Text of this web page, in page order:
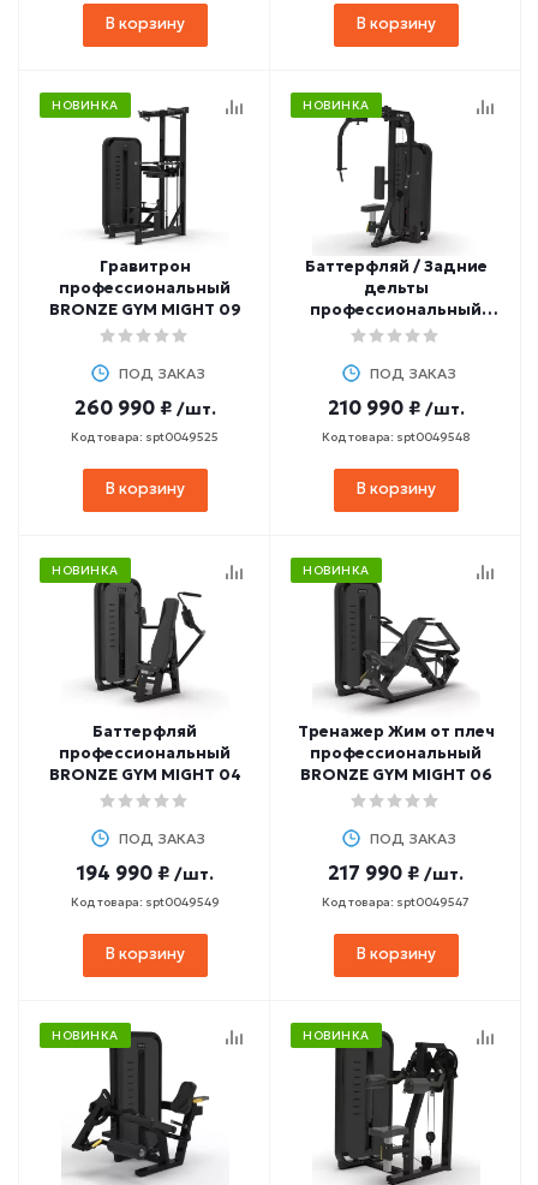
В корзину В корзину
НОВИНКА
Гравитрон
профессиональный
BRONZE GYM MIGHT 09
ПОД ЗАКАЗ
260 990 ₽ /шт.
Код товара: spt0049525
В корзину
НОВИНКА
Баттерфляй / Задние
дельты
профессиональный
BRONZE GYM MIGHT 07
ПОД ЗАКАЗ
210 990 ₽ /шт.
Код товара: spt0049548
В корзину
НОВИНКА
Баттерфляй
професcиональный
BRONZE GYM MIGHT 04
ПОД ЗАКАЗ
194 990 ₽ /шт.
Код товара: spt0049549
В корзину
НОВИНКА
Тренажер Жим от плеч
профессиональный
BRONZE GYM MIGHT 06
ПОД ЗАКАЗ
217 990 ₽ /шт.
Код товара: spt0049547
В корзину
НОВИНКА НОВИНКА